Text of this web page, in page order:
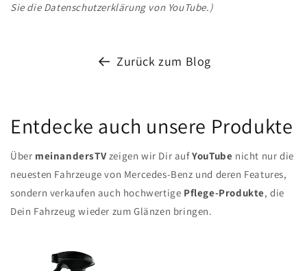
Sie die Datenschutzerklärung von YouTube.)
Zurück zum Blog
Entdecke auch unsere Produkte
Über meinandersTVzeigen wir Dir aufYouTube nicht nur die
neuesten Fahrzeuge von Mercedes-Benz und deren Features,
sondern verkaufen auch hochwertige Pflege-Produkte, die
Dein Fahrzeug wieder zum Glänzen bringen.